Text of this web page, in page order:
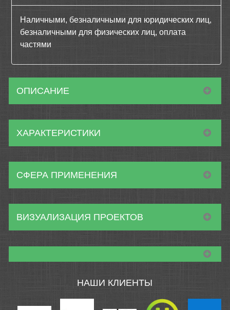
Наличными, безналичными для юридических лиц,
безналичными для физических лиц, оплата
частями
ОПИСАНИЕ
ХАРАКТЕРИСТИКИ
СФЕРА ПРИМЕНЕНИЯ
ВИЗУАЛИЗАЦИЯ ПРОЕКТОВ
НАШИ КЛИЕНТЫ